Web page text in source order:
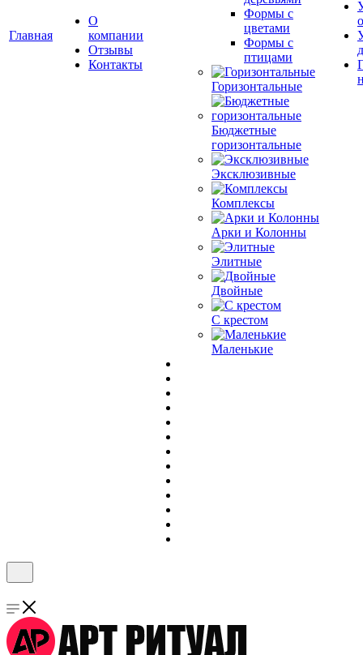
Главная
О
компании
Отзывы
Контакты
Формы с
цветами
Формы с
птицами
Горизонтальные
Бюджетные
горизонтальные
Эксклюзивные
Комплексы
Арки и Колонны
Элитные
Двойные
С крестом
Маленькие